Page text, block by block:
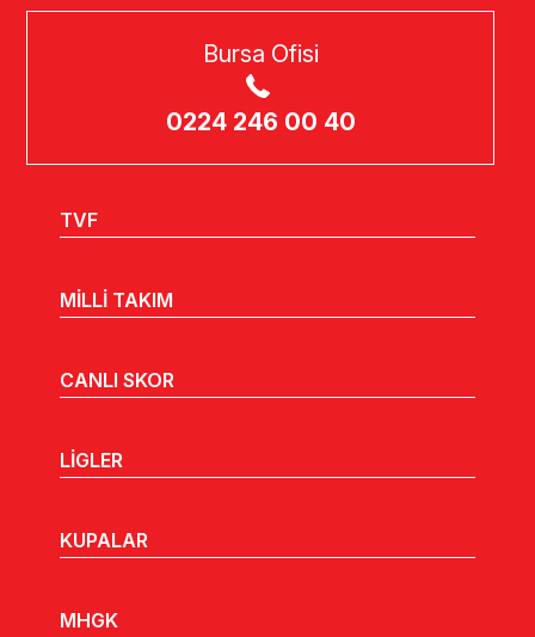
Bursa Ofisi
0224 246 00 40
TVF
MİLLİ TAKIM
CANLI SKOR
LİGLER
KUPALAR
MHGK